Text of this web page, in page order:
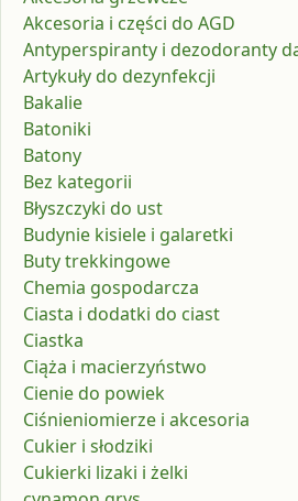
Akcesoria i części do AGD
Antyperspiranty i dezodoranty
Artykuły do dezynfekcji
Bakalie
Batoniki
Batony
Bez kategorii
Błyszczyki do ust
Budynie kisiele i galaretki
Buty trekkingowe
Chemia gospodarcza
Ciasta i dodatki do ciast
Ciastka
Ciąża i macierzyństwo
Cienie do powiek
Ciśnieniomierze i akcesoria
Cukier i słodziki
Cukierki lizaki i żelki